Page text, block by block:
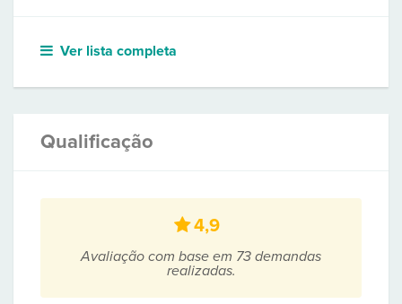
Ver lista completa
Qualificação
4,9
Avaliação com base em 73 demandas
realizadas.